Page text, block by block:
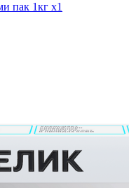
пак 1кг х1